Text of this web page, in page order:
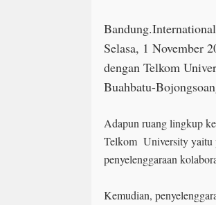
Selasa, 1 November
dengan Telkom
Buahbatu-
Adapun ruang lingkup
Telkom University yaitu
penyelenggaraan
Kemudian,